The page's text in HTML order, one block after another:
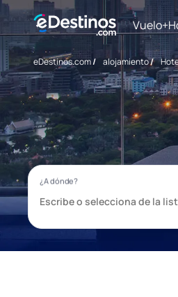
eDestinos.com/ alojamiento/